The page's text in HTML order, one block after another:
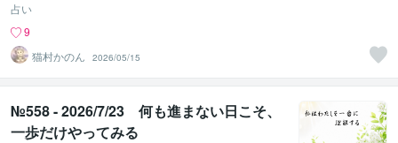
占い
9
猫村かのん
2026/05/15
№558 - 2026/7/23 何も進まない日こそ、
一歩だけやってみる